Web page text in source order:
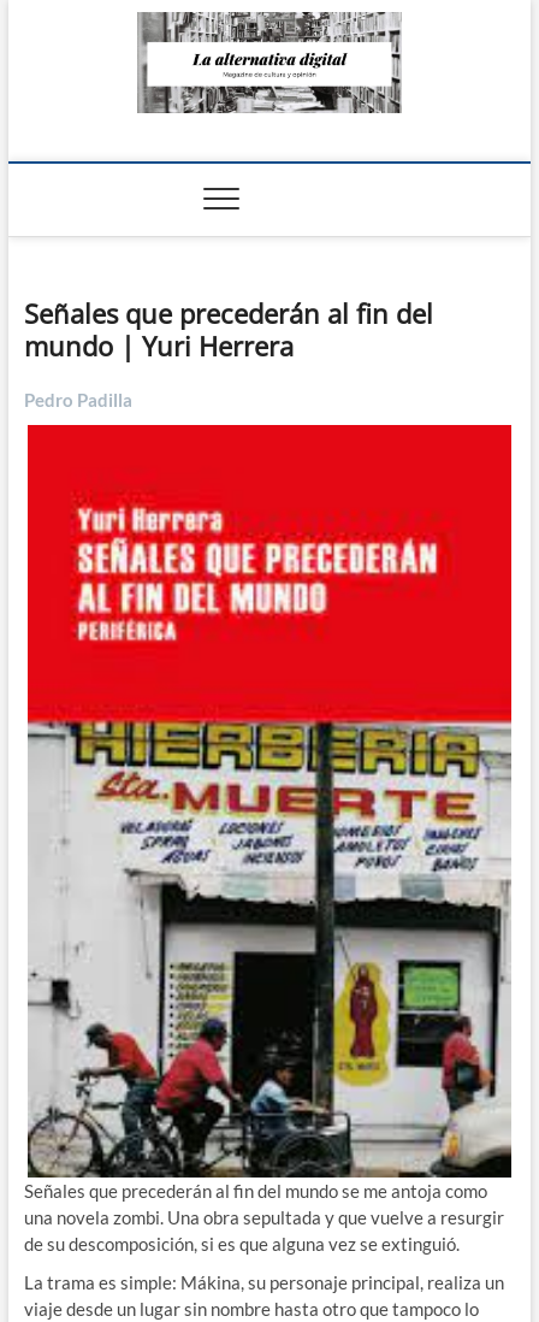
La Alternativa
Señales que precederán al fin del
mundo | Yuri Herrera
Pedro Padilla
Señales que precederán al fin del mundo se me antoja como
una novela zombi. Una obra sepultada y que vuelve a resurgir
de su descomposición, si es que alguna vez se extinguió.
La trama es simple: Mákina, su personaje principal, realiza un
viaje desde un lugar sin nombre hasta otro que tampoco lo